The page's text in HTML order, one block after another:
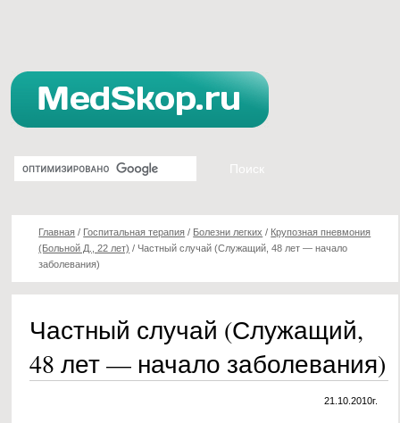
Главная / Госпитальная терапия / Болезни легких / Крупозная пневмония
(Больной Д., 22 лет) / Частный случай (Служащий, 48 лет — начало
заболевания)
Частный случай (Служащий,
48 лет — начало заболевания)
21.10.2010г.